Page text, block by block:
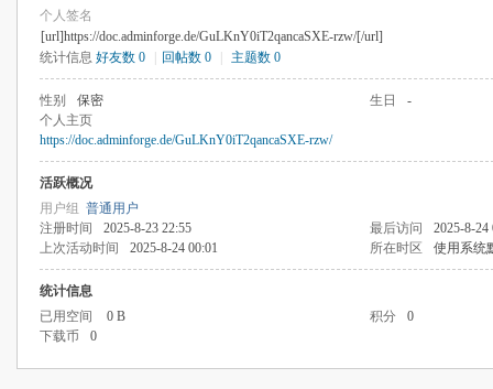
个人签名
[url]https://doc.adminforge.de/GuLKnY0iT2qancaSXE-rzw/[/url]
统计信息 好友数 0 回帖数 0 主题数 0
性别 保密 生日
-
个人主页
https://doc.adminforge.de/GuLKnY0iT2qancaSXE-rzw/
活跃概况
用户组 普通用户
注册时间
2025-8-23 22:55 最后访问
2025-8-24
上次活动时间
2025-8-24 00:01 所在时区 使用系统
统计信息
已用空间
0 B 积分
0
下载币
0